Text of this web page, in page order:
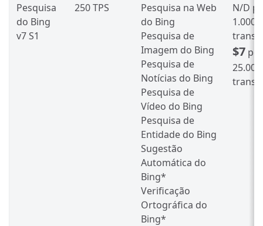
Pesquisa
do Bing
v7 S1
250 TPS
Pesquisa na Web
do Bing
Pesquisa de
Imagem do Bing
Pesquisa de
Notícias do Bing
Pesquisa de
Vídeo do Bing
Pesquisa de
Entidade do Bing
Sugestão
Automática do
Bing*
Verificação
Ortográfica do
Bing*
N/D
1.000
$7 por
25.000